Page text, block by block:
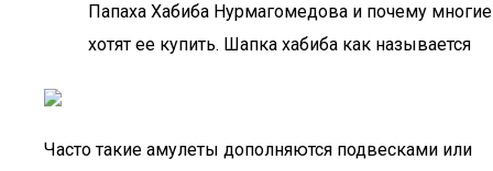
Папаха Хабиба Нурмагомедова и почему многие
хотят ее купить. Шапка хабиба как называется
Часто такие амулеты дополняются подвесками или